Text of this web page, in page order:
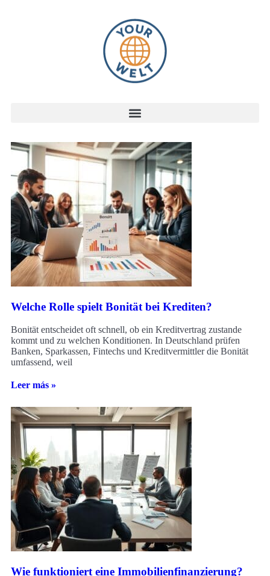
Welche Rolle spielt Bonität bei Krediten?
Bonität entscheidet oft schnell, ob ein Kreditvertrag zustande
kommt und zu welchen Konditionen. In Deutschland prüfen
Banken, Sparkassen, Fintechs und Kreditvermittler die Bonität
umfassend, weil
Leer más »
Wie funktioniert eine Immobilienfinanzierung?